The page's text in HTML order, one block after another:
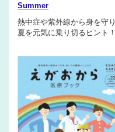
Summer
熱中症や紫外線から身を守り
夏を元気に乗り切るヒント！